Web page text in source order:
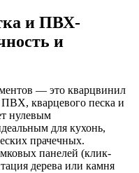
и ПВХ-
и
— это кварцвинил
кварцевого песка и
нулевым
для кухонь,
прачечных.
панелей (клик-
дерева или камня